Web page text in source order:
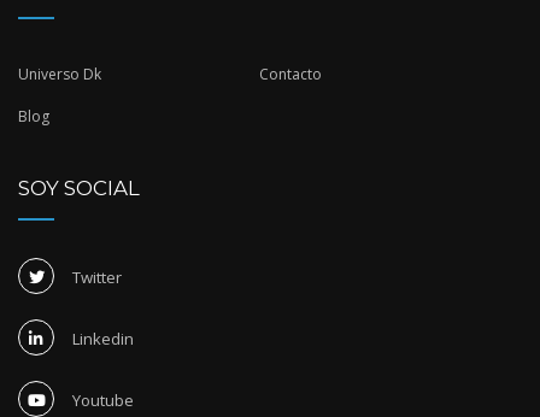
Universo Dk Contacto
Blog
SOY SOCIAL
Twitter
Linkedin
Youtube